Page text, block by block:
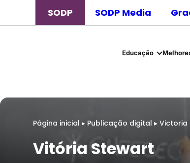
SODP SODP Media
Educação
Página inicial ▸ Publicação digital ▸ Victoria
Vitória Stewart